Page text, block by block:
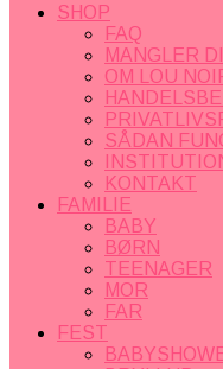
SHOP
FAQ
MANGLER
OM LOU
SÅDAN
KONTAKT
FAMILIE
BABY
BØRN
TEENAGER
MOR
FAR
FEST